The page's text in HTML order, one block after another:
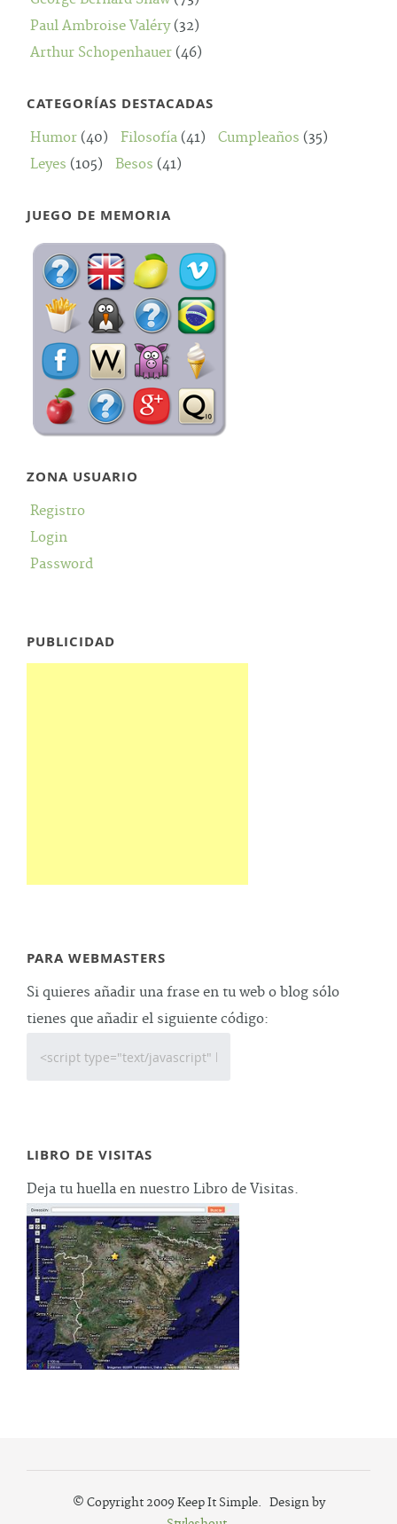
Paul Ambroise Valéry(32)
Arthur Schopenhauer (46)
CATEGORÍAS DESTACADAS
Humor (40) Filosofía (41) Cumpleaños (35)
Leyes (105) Besos (41)
JUEGO DE MEMORIA
ZONA USUARIO
Registro
Login
Password
PUBLICIDAD
PARA WEBMASTERS
Si quieres añadir una frase en tu web o blog sólo
tienes que añadir el siguiente código:
LIBRO DE VISITAS
Deja tu huella en nuestro Libro de Visitas.
© Copyright 2009 Keep It Simple. Design by